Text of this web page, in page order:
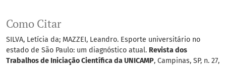
Como Citar
SILVA, Letícia da; MAZZEI, Leandro. Esporte universitário no
estado de São Paulo: um diagnóstico atual. Revista dos
Trabalhos de Iniciação Científica da UNICAMP, Campinas, SP, n. 27,